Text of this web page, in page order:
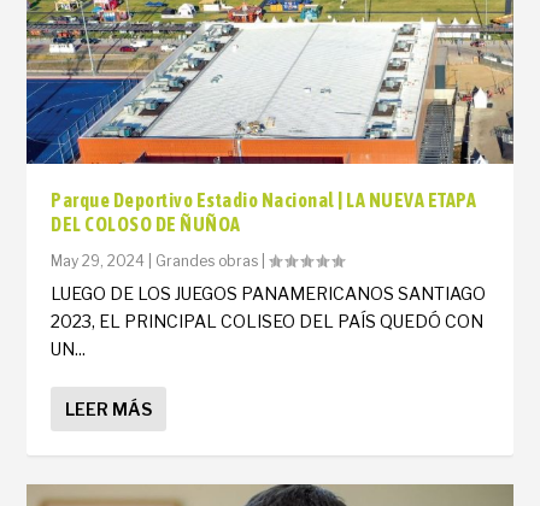
Parque Deportivo Estadio Nacional | LA NUEVA ETAPA
DEL COLOSO DE ÑUÑOA
May 29, 2024 Grandes obras |
LUEGO DE LOS JUEGOS PANAMERICANOS SANTIAGO
2023, EL PRINCIPAL COLISEO DEL PAÍS QUEDÓ CON
UN...
LEER MÁS